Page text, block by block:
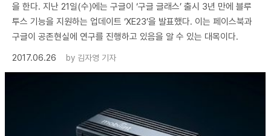
을 한다. 지난 21일(수)에는 구글이 ‘구글 글래스’ 출시 3년 만에 블루
투스 기능을 지원하는 업데이트 ‘XE23’을 발표했다. 이는 페이스북과
구글이 공존현실에 연구를 진행하고 있음을 알 수 있는 대목이다.
2017.06.26
by 김자영 기자